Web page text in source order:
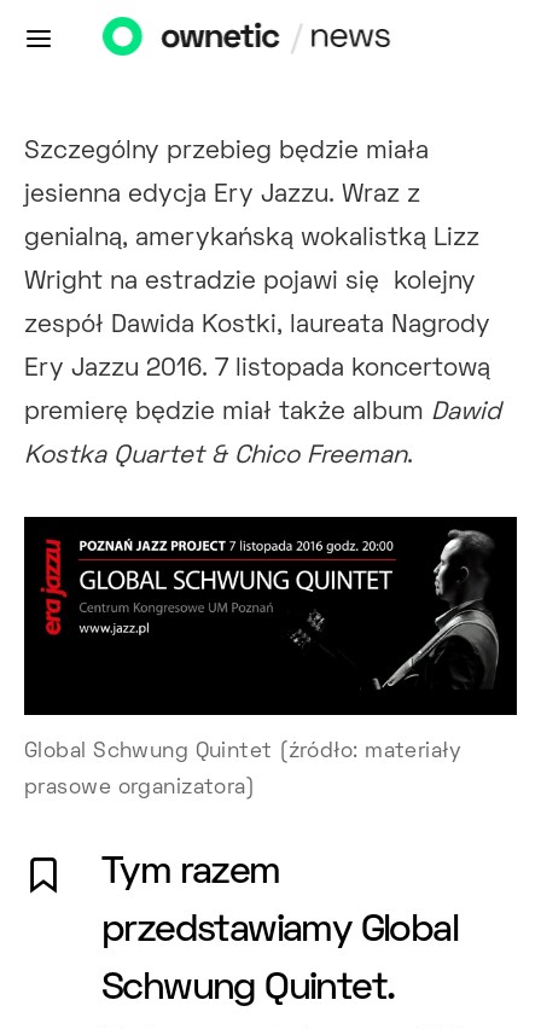
Szczególny przebieg będzie miała
jesienna edycja Ery Jazzu. Wraz z
genialną, amerykańską wokalistką Lizz
Wright na estradzie pojawi się kolejny
zespół Dawida Kostki, laureata Nagrody
Ery Jazzu 2016. 7 listopada koncertową
premierę będzie miał także album Dawid
Kostka Quartet & Chico Freeman.
Global Schwung Quintet (źródło: materiały
prasowe organizatora)
Tym razem
przedstawiamy Global
Schwung Quintet.